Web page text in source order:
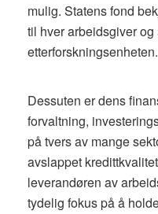
mulig. Statens fond
til hver arbeidsgiver
etterforskningsenheten.
Dessuten er dens
forvaltning,
på tvers av mange
avslappet
leverandøren av
tydelig fokus på å